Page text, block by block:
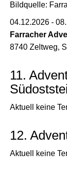
Bildquelle:
04.12.2026 -
Farracher
8740 Zeltweg,
11.
Aktuell keine
12.
Aktuell keine